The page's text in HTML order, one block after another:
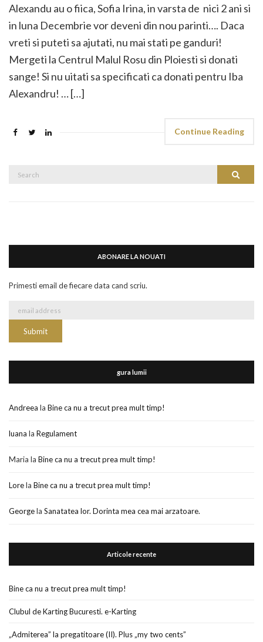
Alexandu au o fiica, Sofia Irina, in varsta de nici 2 ani si
in luna Decembrie vor deveni din nou parinti…. Daca
vreti si puteti sa ajutati, nu mai stati pe ganduri!
Mergeti la Centrul Malul Rosu din Ploiesti si donati
sange! Si nu uitati sa specificati ca donati pentru Iba
Alexandru! … […]
Continue Reading
Search
ABONARE LA NOUATI
Primesti email de fiecare data cand scriu.
gura lumii
Andreea la Bine ca nu a trecut prea mult timp!
luana la Regulament
Maria la Bine ca nu a trecut prea mult timp!
Lorela Bine ca nu a trecut prea mult timp!
Georgela Sanatatea lor. Dorinta mea cea mai arzatoare.
Articole recente
Bine ca nu a trecut prea mult timp!
Clubul de Karting Bucuresti. e-Karting
„Admiterea” la pregatitoare (II). Plus „my two cents”